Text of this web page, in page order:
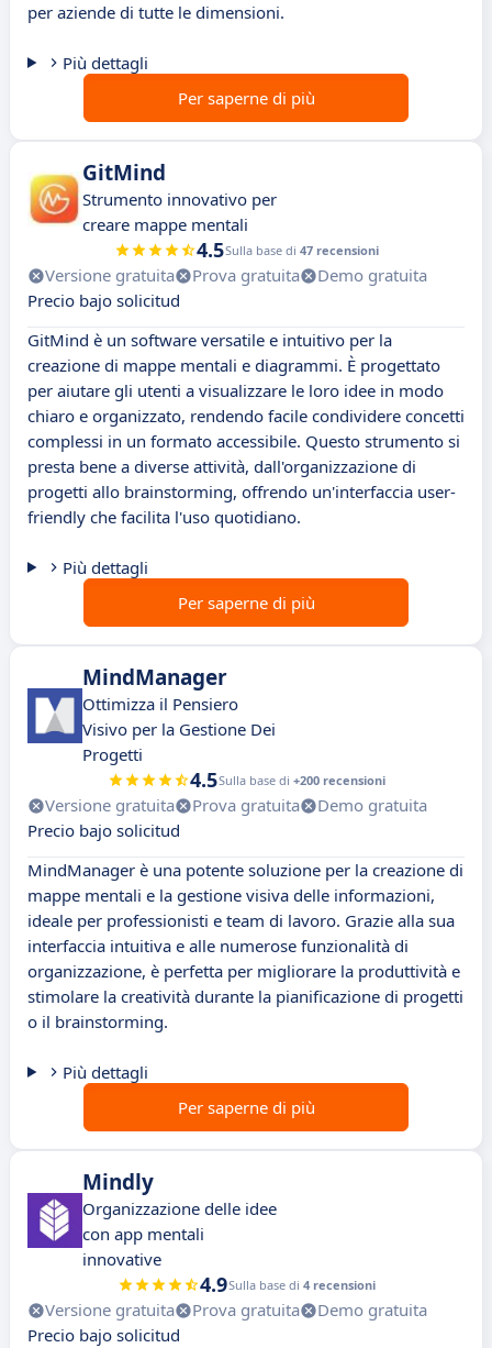
per aziende di tutte le dimensioni.
Più dettagli
Per saperne di più
GitMind
Strumento innovativo per
creare mappe mentali
4.5Sulla base di 47 recensioni
Versione gratuita Prova gratuita
Demo gratuita
Precio bajo solicitud
GitMind è un software versatile e intuitivo per la
creazione di mappe mentali e diagrammi. È progettato
per aiutare gli utenti a visualizzare le loro idee in modo
chiaro e organizzato, rendendo facile condividere concetti
complessi in un formato accessibile. Questo strumento si
presta bene a diverse attività, dall'organizzazione di
progetti allo brainstorming, offrendo un'interfaccia user-
friendly che facilita l'uso quotidiano.
Più dettagli
Per saperne di più
MindManager
Ottimizza il Pensiero
Visivo per la Gestione Dei
Progetti
4.5Sulla base di +200 recensioni
Versione gratuita Prova gratuita
Demo gratuita
Precio bajo solicitud
MindManager è una potente soluzione per la creazione di
mappe mentali e la gestione visiva delle informazioni,
ideale per professionisti e team di lavoro. Grazie alla sua
interfaccia intuitiva e alle numerose funzionalità di
organizzazione, è perfetta per migliorare la produttività e
stimolare la creatività durante la pianificazione di progetti
o il brainstorming.
Più dettagli
Per saperne di più
Mindly
Organizzazione delle idee
con app mentali
innovative
4.9Sulla base di 4 recensioni
Versione gratuita Prova gratuita
Demo gratuita
Precio bajo solicitud